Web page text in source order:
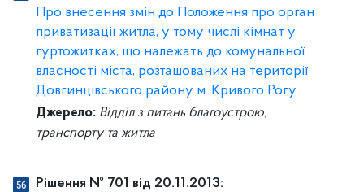
Про внесення змін до Положення про орган
приватизації житла, у тому числі кімнат у
гуртожитках, що належать до комунальної
власності міста, розташованих на території
Довгинцівського району м. Кривого Рогу.
Джерело: Відділ з питань благоустрою,
транспорту та житла
Рішення № 701 від 20.11.2013: